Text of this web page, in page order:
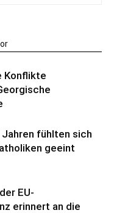
Konflikte
fühlten sich
geeint
EU-
erinnert an die